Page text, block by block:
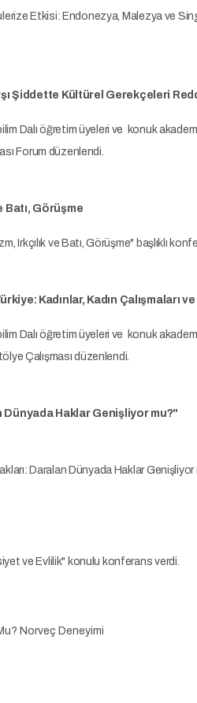
Etkisi: Endonezya, Malezya ve
Şiddette Kültürel Gerekçeleri
Dalı öğretim üyeleri ve konuk
Forum düzenlendi.
Batı, Görüşme
Irkçılık ve Batı, Görüşme" başlıklı
Kadınlar, Kadın Çalışmaları
Dalı öğretim üyeleri ve konuk
Çalışması düzenlendi.
Dünyada Haklar Genişliyor mu?"
Daralan Dünyada Haklar Genişliyor
ve Evlilik" konulu konferans verdi.
Norveç Deneyimi